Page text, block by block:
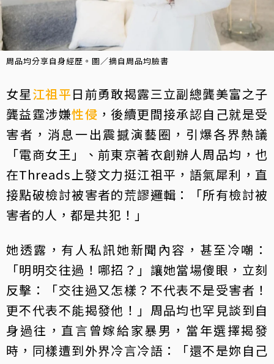
周品均分享自身經歷。圖／摘自周品均臉書
女星江祖平日前勇敢揭露三立副總龔美富之子
龔益霆涉嫌性侵 ，後續更間接承認自己就是受
害者，消息一出震撼演藝圈，引爆各界熱議
「電商女王」、前東京著衣創辦人周品均，也
在Threads上發文力挺江祖平，語氣犀利，直
接點破檢討被害者的荒謬邏輯：「所有檢討被
害者的人，都是共犯！」
她透露，有人私訊她新聞內容，甚至冷嘲：
「明明交往過！哪招？」讓她當場傻眼，立刻
反擊：「交往過又怎樣？不代表不是受害者！
更不代表不能揭發他！」周品均也罕見談到自
身過往，直言曾嫁給家暴男，當年選擇揭發
時，同樣遭到外界冷言冷語：「還不是妳自己